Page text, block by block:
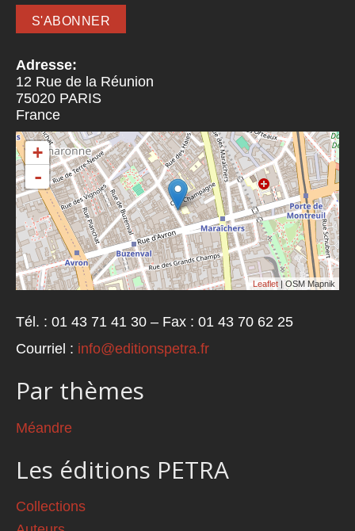
Adresse:
12 Rue de la Réunion
75020 PARIS
France
+
-
Leaflet | OSM Mapnik
Tél. : 01 43 71 41 30 – Fax : 01 43 70 62 25
Courriel : info@editionspetra.fr
Par thèmes
Méandre
Les éditions PETRA
Collections